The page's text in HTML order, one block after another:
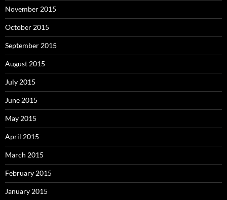
November 2015
October 2015
September 2015
August 2015
July 2015
June 2015
May 2015
April 2015
March 2015
February 2015
January 2015